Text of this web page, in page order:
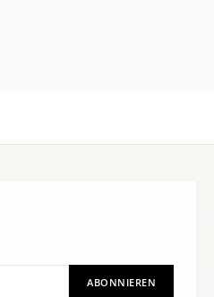
ABONNIEREN